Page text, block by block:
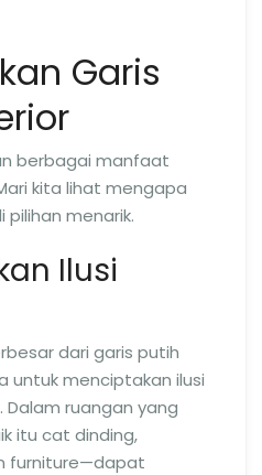
Garis
berbagai manfaat
kita lihat mengapa
menarik.
Ilusi
dari garis putih
untuk menciptakan ilusi
Dalam ruangan yang
itu cat dinding,
furniture—dapat